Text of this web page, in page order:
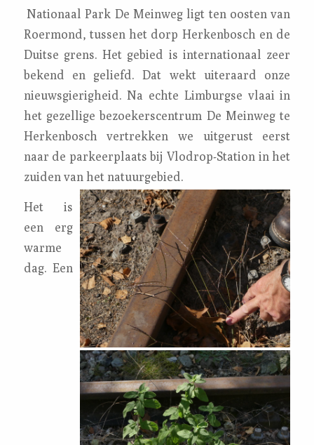
Nationaal Park De Meinweg ligt ten oosten van
Roermond, tussen het dorp Herkenbosch en de
Duitse grens. Het gebied is internationaal zeer
bekend en geliefd. Dat wekt uiteraard onze
nieuwsgierigheid. Na echte Limburgse vlaai in
het gezellige bezoekerscentrum De Meinweg te
Herkenbosch vertrekken we uitgerust eerst
naar de parkeerplaats bij Vlodrop-Station in het
zuiden van het natuurgebied.
Het is
een erg
warme
dag. Een